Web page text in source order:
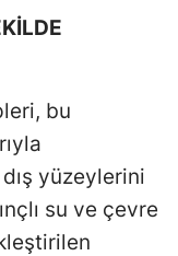
Hakkari
Isparta
Mersin
İstanbul
İzmir
bu
yüzeylerini
su ve çevre